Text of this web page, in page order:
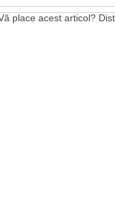
place acest articol?